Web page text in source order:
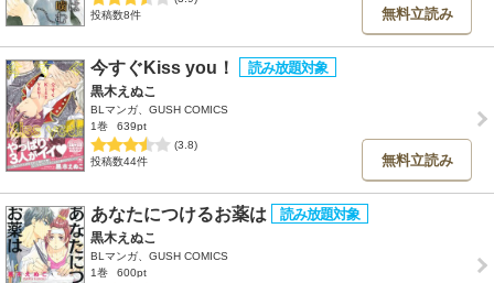
投稿数8件
無料立読み
今すぐKiss you！
黒木えぬこ
BLマンガ、GUSH COMICS
1巻
639pt
(3.8)
投稿数44件
無料立読み
あなたにつけるお薬は
黒木えぬこ
BLマンガ、GUSH COMICS
1巻
600pt